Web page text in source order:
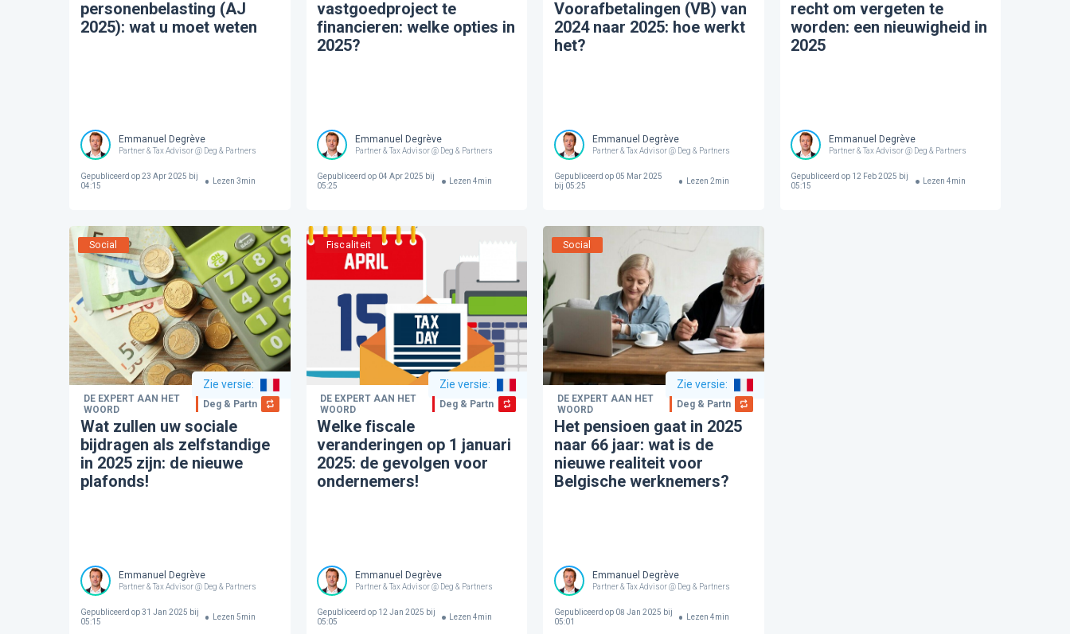
personenbelasting (AJ
2025): wat u moet weten
Emmanuel Degrève
Partner & Tax Advisor @ Deg & Partners
Gepubliceerd op23 Apr 2025 bij
04:15
Lezen 3min
vastgoedproject te
financieren: welke opties in
2025?
Emmanuel Degrève
Partner & Tax Advisor @ Deg & Partners
Gepubliceerd op 04 Apr 2025 bij
05:25
Lezen 4min
Voorafbetalingen (VB) van
2024 naar 2025: hoe werkt
het?
Emmanuel Degrève
Partner & Tax Advisor @ Deg & Partners
Gepubliceerd op05 Mar 2025
bij 05:25
Lezen 2min
recht om vergeten te
worden: een nieuwigheid in
2025
Emmanuel Degrève
Partner & Tax Advisor @ Deg & Partners
Gepubliceerd op 12 Feb 2025 bij
05:15
Lezen 4min
Social
Zie versie:
DE EXPERT AAN HET
WOORD
Deg & Partners
Wat zullen uw sociale
bijdragen als zelfstandige
in 2025 zijn: de nieuwe
plafonds!
Emmanuel Degrève
Partner & Tax Advisor @ Deg & Partners
Gepubliceerd op31 Jan 2025 bij
05:15
Lezen 5min
Fiscaliteit
Zie versie:
DE EXPERT AAN HET
WOORD
Deg & Partners
Welke fiscale
veranderingen op 1 januari
2025: de gevolgen voor
ondernemers!
Emmanuel Degrève
Partner & Tax Advisor @ Deg & Partners
Gepubliceerd op 12 Jan 2025 bij
05:05
Lezen 4min
Social
Zie versie:
DE EXPERT AAN HET
WOORD
Deg & Partners
Het pensioen gaat in 2025
naar 66 jaar: wat is de
nieuwe realiteit voor
Belgische werknemers?
Emmanuel Degrève
Partner & Tax Advisor @ Deg & Partners
Gepubliceerd op08 Jan 2025 bij
05:01
Lezen 4min